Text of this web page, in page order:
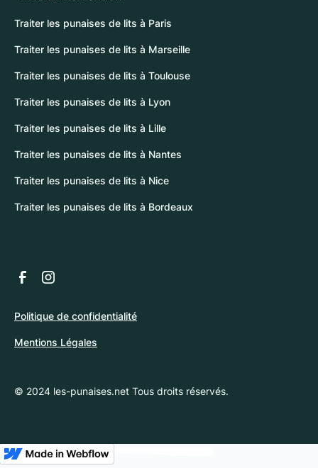
Traiter les punaises de lits à Paris
Traiter les punaises de lits à Marseille
Traiter les punaises de lits à Toulouse
Traiter les punaises de lits à Lyon
Traiter les punaises de lits à Lille
Traiter les punaises de lits à Nantes
Traiter les punaises de lits à Nice
Traiter les punaises de lits à Bordeaux
© 2024 les-punaises.net Tous droits réservés.
Politique de confidentialité
Mentions Légales